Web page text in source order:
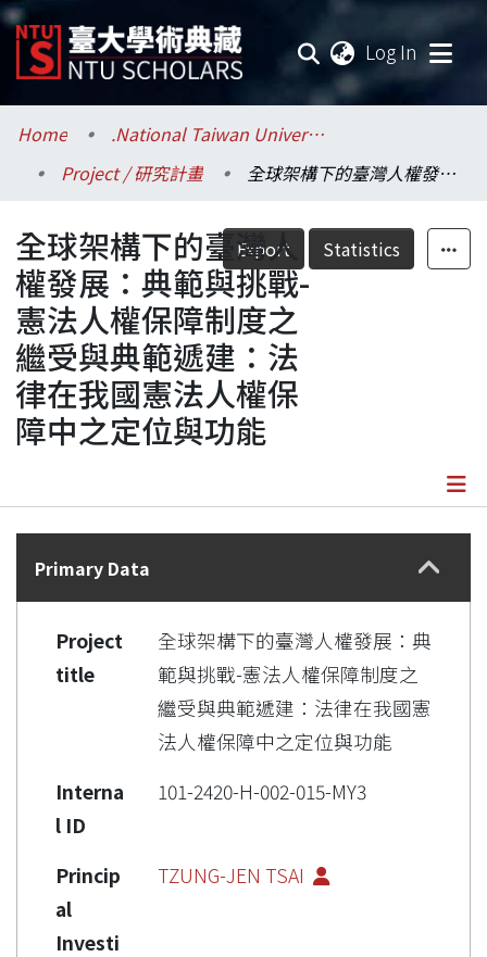
Log In
Communities & Collections
Research Outputs
Fundings & Projects
Researchers
Organizations
Statistics
Home
.National Taiwan University / 國立臺灣大學
Project / 研究計畫
全球架構下的臺灣人權發展：典範與挑戰-憲法人權保障制度之繼受與典範遞建：法律在我國憲法人權保障中之定位與功能
Export Statistics
全球架構下的臺灣人
權發展：典範與挑戰-
憲法人權保障制度之
繼受與典範遞建：法
律在我國憲法人權保
障中之定位與功能
Details
Primary Data
Project
title
全球架構下的臺灣人權發展：典
範與挑戰-憲法人權保障制度之
繼受與典範遞建：法律在我國憲
法人權保障中之定位與功能
Interna
l ID
101-2420-H-002-015-MY3
Princip
al
Investi
TZUNG-JEN TSAI